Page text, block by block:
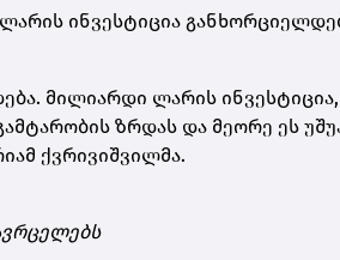
ინვესტიცია
მილიარდი ლარის ინვესტიცია,
ზრდას და მეორე ეს
ქვრივიშვილმა.